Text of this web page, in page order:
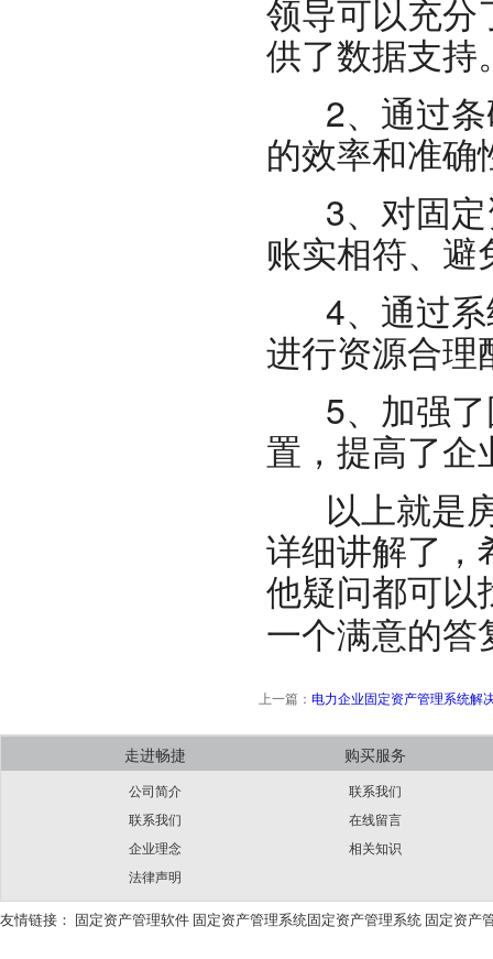
领导可以充分
供了数据支持
2、通过条
的效率和准确
3、对固定
账实相符、
4、通过系
进行资源合理
5、加强了
置，提高了企
以上就是房
详细讲解了，
他疑问都可以
一个满意的答
上一篇： 电力企业固定资产管理系统解
走进畅捷
公司简介
联系我们
企业理念
法律声明
购买服务
联系我们
在线留言
相关知识
友情链接： 固定资产管理软件 固定资产管理系统固定资产管理系统 固定资产